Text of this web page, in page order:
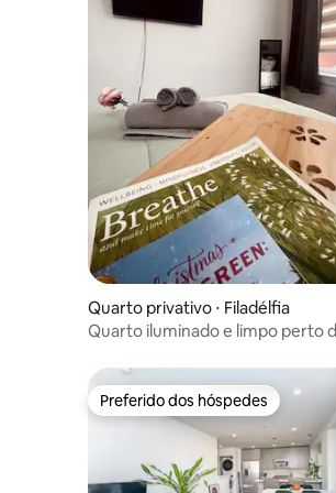
Quarto privativo ⋅ Filadélfia
Quarto iluminado e limpo perto
Preferido dos hóspedes
Preferido dos hóspedes